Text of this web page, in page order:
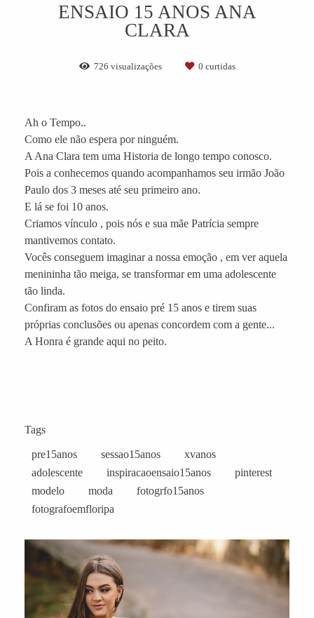
ENSAIO 15 ANOS ANA
CLARA
726 visualizações 0 curtidas
Ah o Tempo..
Como ele não espera por ninguém.
A Ana Clara tem uma Historia de longo tempo conosco.
Pois a conhecemos quando acompanhamos seu irmão João
Paulo dos 3 meses até seu primeiro ano.
E lá se foi 10 anos.
Criamos vínculo , pois nós e sua mãe Patrícia sempre
mantivemos contato.
Vocês conseguem imaginar a nossa emoção , em ver aquela
menininha tão meiga, se transformar em uma adolescente
tão linda.
Confiram as fotos do ensaio pré 15 anos e tirem suas
próprias conclusões ou apenas concordem com a gente...
A Honra é grande aqui no peito.
Tags
pre15anos sessao15anos
xvanos
adolescente
inspiracaoensaio15anos
pinterest
modelo
moda
fotogrfo15anos
fotografoemfloripa